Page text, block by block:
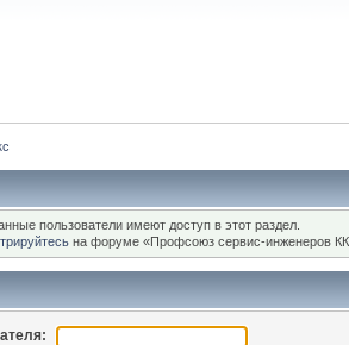
пользователи имеют доступ в этот раздел.
на форуме «Профсоюз сервис-инженеров